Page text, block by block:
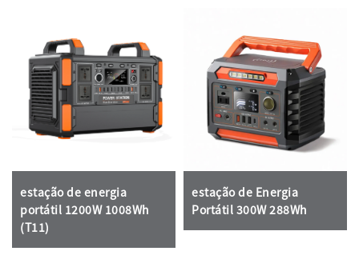
estação de energia
portátil 1200W 1008Wh
(T11)
estação de Energia
Portátil 300W 288Wh